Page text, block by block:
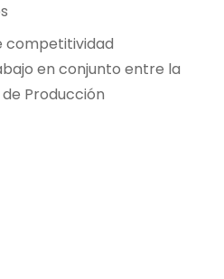
competitividad
en conjunto entre la
de Producción